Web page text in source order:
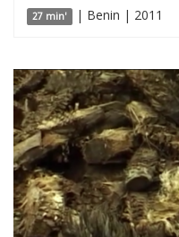
27 min' | Benin | 2011